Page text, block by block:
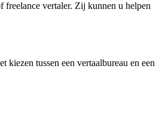
freelance vertaler. Zij kunnen u helpen
kiezen tussen een vertaalbureau en een